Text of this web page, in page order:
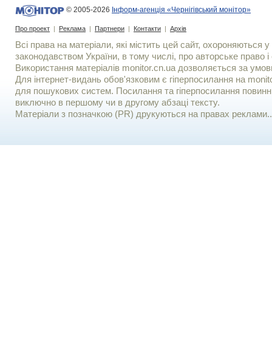
© 2005-2026 Інформ-агенція «Чернігівський монітор»
Про проект | Реклама | Партнери | Контакти | Архів
Всі права на матеріали, які містить цей сайт, охороняються у
законодавством України, в тому числі, про авторське право і
Використання матерiалiв monitor.cn.ua дозволяється за
Для iнтернет-видань обов'язковим є гiперпосилання на
для пошукових систем. Посилання та гіперпосилання
виключно в першому чи в другому абзаці тексту.
Матеріали з позначкою (PR) друкуються на правах реклами..